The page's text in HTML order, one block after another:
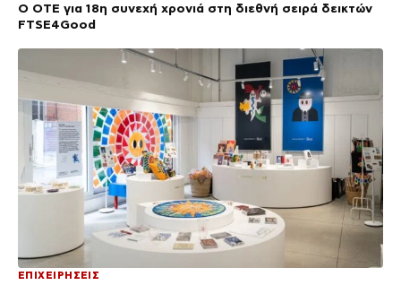
Ο ΟΤΕ για 18η συνεχή χρονιά στη διεθνή σειρά δεικτών
FTSE4Good
ΕΠΙΧΕΙΡΗΣΕΙΣ